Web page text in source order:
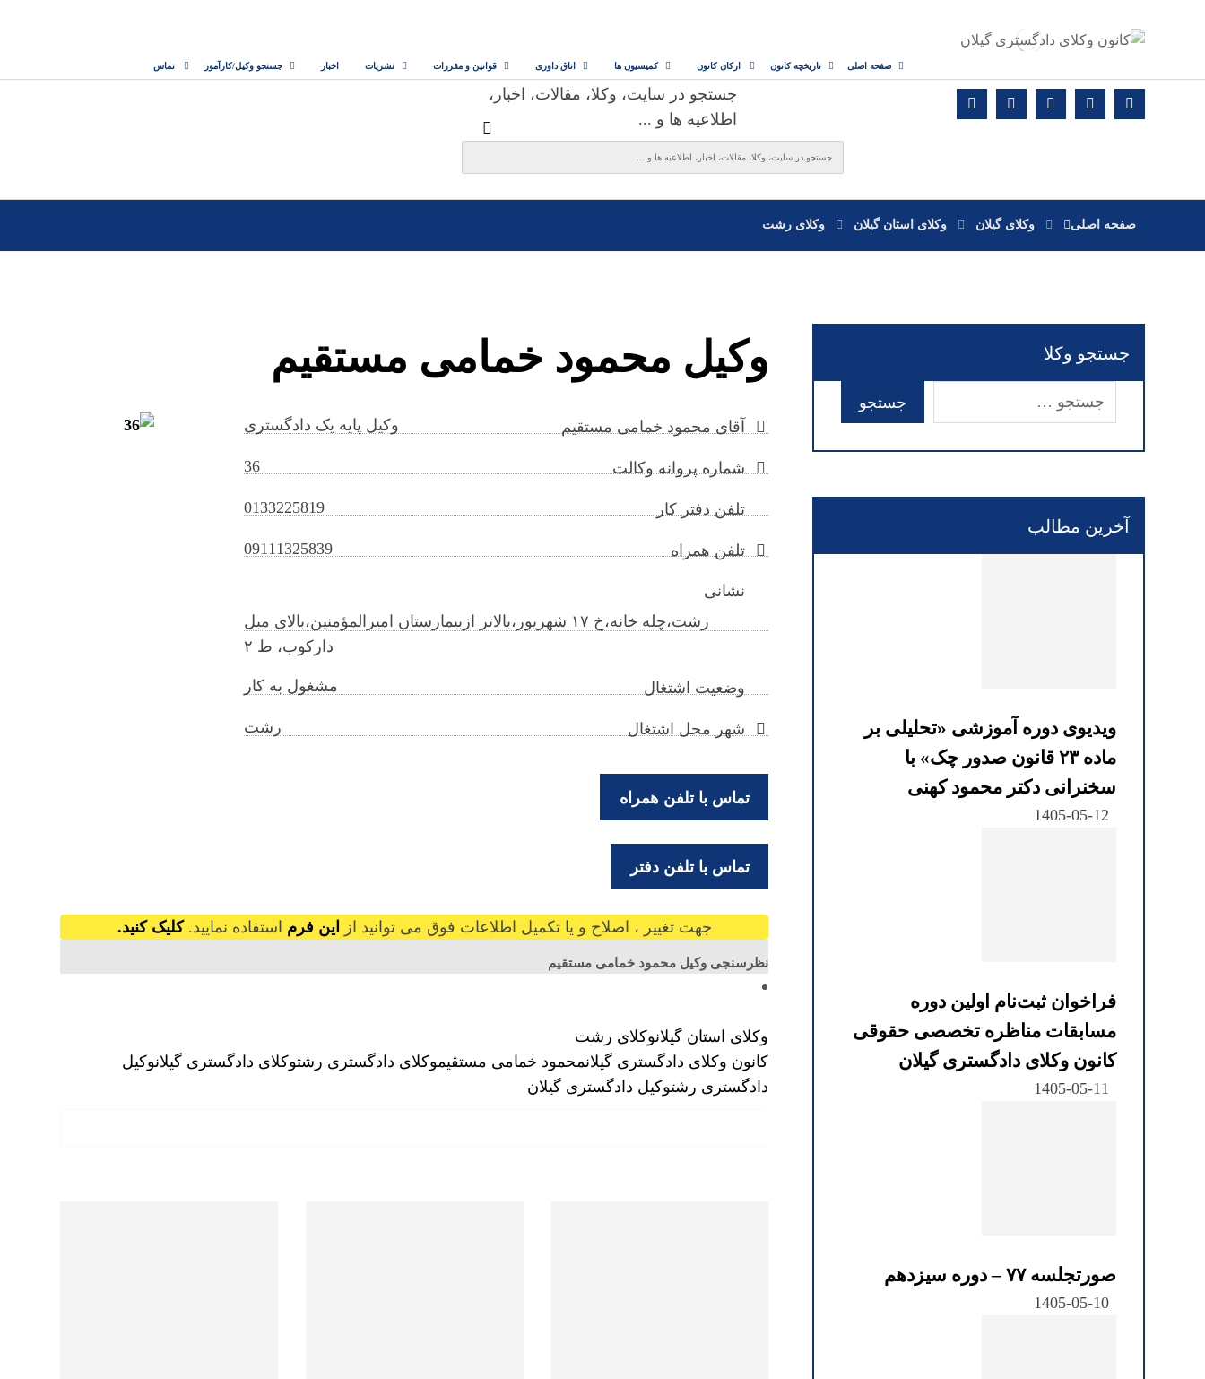
صفحه اصلی تاریخچه کانون ارکان کانون کمیسیون ها اتاق داوری قوانین و مقررات نشریات اخبار جستجو وکیل/کارآموز تماس
جستجو در سایت، وکلا، مقالات، اخبار،
اطلاعیه ها و ...
صفحه اصلی وکلای گیلان وکلای استان گیلان وکلای رشت
وکیل محمود خمامی مستقیم
آقای محمود خمامی مستقیم وکیل پایه یک دادگستری
شماره پروانه وکالت 36
تلفن دفتر کار 0133225819
تلفن همراه 09111325839
نشانی
رشت،چله خانه،خ ۱۷ شهریور،بالاتر ازبیمارستان امیرالمؤمنین،بالای مبل
دارکوب، ط ۲
وضعیت اشتغال مشغول به کار
شهر محل اشتغال رشت
تماس با تلفن همراه
تماس با تلفن دفتر
جهت تغییر ، اصلاح و یا تکمیل اطلاعات فوق می توانید از این فرم استفاده نمایید. کلیک کنید.
نظرسنجی وکیل محمود خمامی مستقیم
وکلای استان گیلانوکلای رشت
کانون وکلای دادگستری گیلانمحمود خمامی مستقیموکلای دادگستری رشتوکلای دادگستری گیلانوکیل
دادگستری رشتوکیل دادگستری گیلان
جستجو وکلا
آخرین مطالب
ویدیوی دوره آموزشی «تحلیلی بر
ماده ۲۳ قانون صدور چک» با
سخنرانی دکتر محمود کهنی
1405-05-12
فراخوان ثبت‌نام اولین دوره
مسابقات مناظره تخصصی حقوقی
کانون وکلای دادگستری گیلان
1405-05-11
صورتجلسه ۷۷ – دوره سیزدهم
1405-05-10